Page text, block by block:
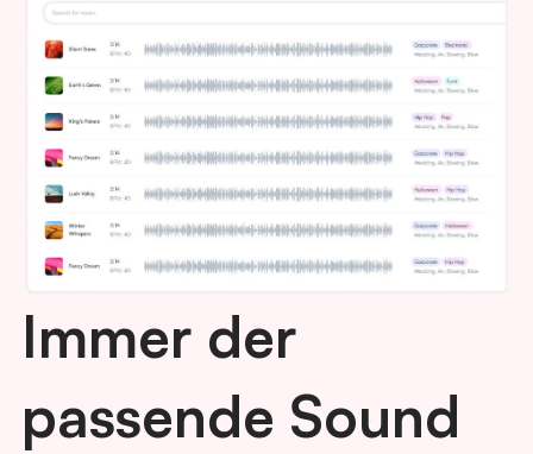
Immer der
passende Sound